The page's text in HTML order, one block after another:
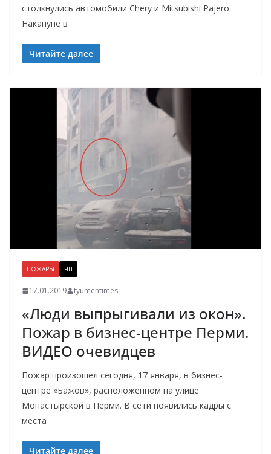
столкнулись автомобили Chery и Mitsubishi Pajero.
Накануне в
Читайте далее
ПОЖАРЫ ЧП
17.01.2019 tyumentimes
«Люди выпрыгивали из окон».
Пожар в бизнес-центре Перми.
ВИДЕО очевидцев
Пожар произошел сегодня, 17 января, в бизнес-
центре «Бажов», расположенном на улице
Монастырской в Перми. В сети появились кадры с
места
Читайте далее